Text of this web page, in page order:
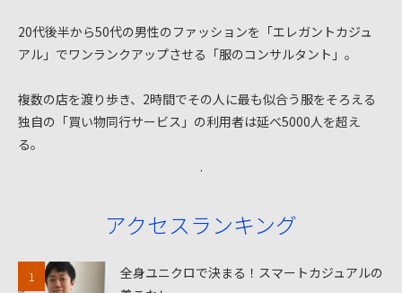
20代後半から50代の男性のファッションを「エレガントカジュ
アル」でワンランクアップさせる「服のコンサルタント」。
複数の店を渡り歩き、2時間でその人に最も似合う服をそろえる
独自の「買い物同行サービス」の利用者は延べ5000人を超え
る。
.
アクセスランキング
全身ユニクロで決まる！スマートカジュアルの